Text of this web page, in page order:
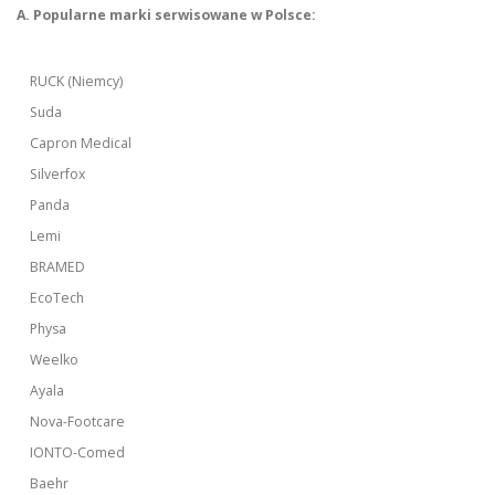
A. Popularne marki serwisowane w Polsce:
RUCK (Niemcy)
Suda
Capron Medical
Silverfox
Panda
Lemi
BRAMED
EcoTech
Physa
Weelko
Ayala
Nova-Footcare
IONTO-Comed
Baehr